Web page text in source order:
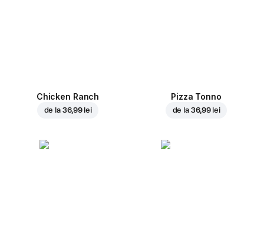
Chicken Ranch
de la 36,99 lei
Pizza Tonno
de la 36,99 lei